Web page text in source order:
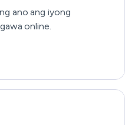
ano ang iyong
online.